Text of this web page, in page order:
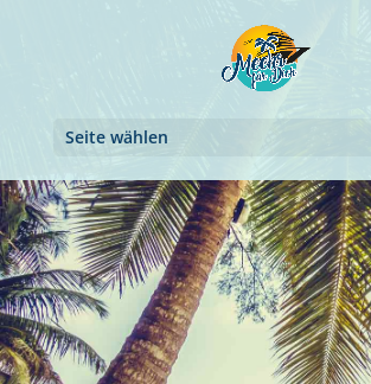
Seite wählen